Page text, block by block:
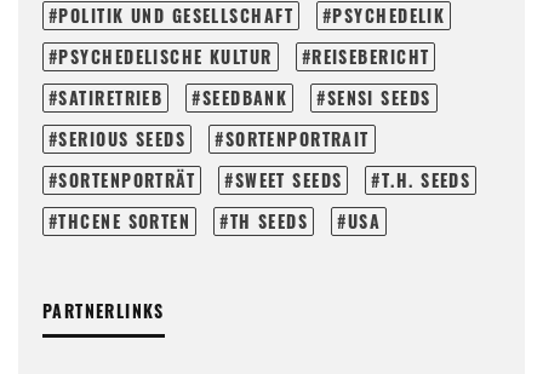
POLITIK UND GESELLSCHAFT
PSYCHEDELIK
PSYCHEDELISCHE KULTUR
REISEBERICHT
SATIRETRIEB
SEEDBANK
SENSI SEEDS
SERIOUS SEEDS
SORTENPORTRAIT
SORTENPORTRÄT
SWEET SEEDS
T.H. SEEDS
THCENE SORTEN
TH SEEDS USA
PARTNERLINKS